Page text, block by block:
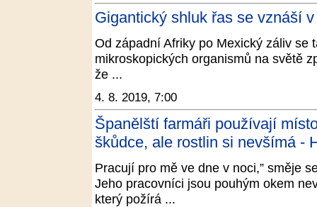
Gigantický shluk řas se vznáší
Od západní Afriky po Mexický záliv se
mikroskopických organismů na světě
že ...
4. 8. 2019, 7:00
Španělští farmáři používají
škůdce, ale rostlin si nevšímá -
Pracují pro mě ve dne v noci,” směje
Jeho pracovníci jsou pouhým okem
který požírá ...